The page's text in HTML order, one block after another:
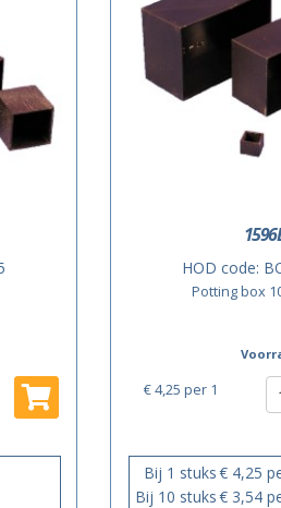
HOD code:
Potting box
€ 4,25 per 1
Bij 1 stuks€ 4,25
Bij 10 stuks€ 3,54